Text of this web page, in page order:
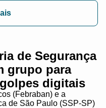
de Segurança
grupo para
digitais
(Febraban) e a
de São Paulo (SSP-SP)